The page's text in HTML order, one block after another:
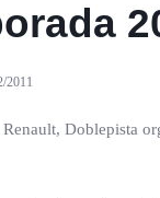
2011
Doblepista